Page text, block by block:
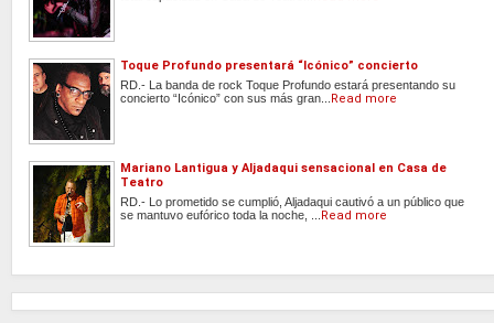
Toque Profundo presentará “Icónico” concierto
RD.- La banda de rock Toque Profundo estará presentando su
concierto “Icónico” con sus más gran... Read more
Mariano Lantigua y Aljadaqui sensacional en Casa de
Teatro
RD.- Lo prometido se cumplió, Aljadaqui cautivó a un público que
se mantuvo eufórico toda la noche, ... Read more